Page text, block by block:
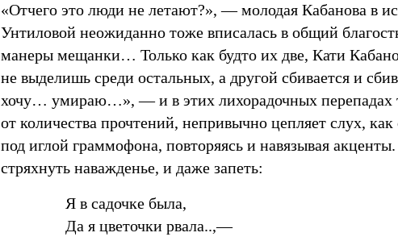
«Отчего это люди не летают?», — молодая Кабанова в
Унтиловой неожиданно тоже вписалась в общий
манеры мещанки… Только как будто их две, Кати
не выделишь среди остальных, а другой сбивается и
хочу… умираю…», — и в этих лихорадочных перепадах
от количества прочтений, непривычно цепляет слух, как
под иглой граммофона, повторяясь и навязывая
стряхнуть наважденье, и даже запеть:
Я в садочке была,
Да я цветочки рвала..,—